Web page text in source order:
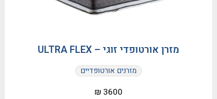
מזרן אורטופדי זוגי – ULTRA FLEX
מזרנים אורטופדיים
3600 ₪